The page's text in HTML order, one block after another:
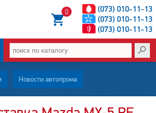
(073) 010-11-13
(073) 010-11-13
(073) 010-11-13
0
Новости автопрома